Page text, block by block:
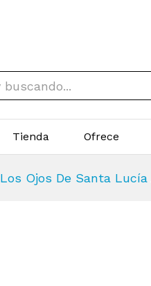
Tienda Ofrece
Los Ojos De Santa Lucía